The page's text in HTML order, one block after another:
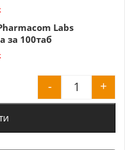
Labs
за 100таб
- +